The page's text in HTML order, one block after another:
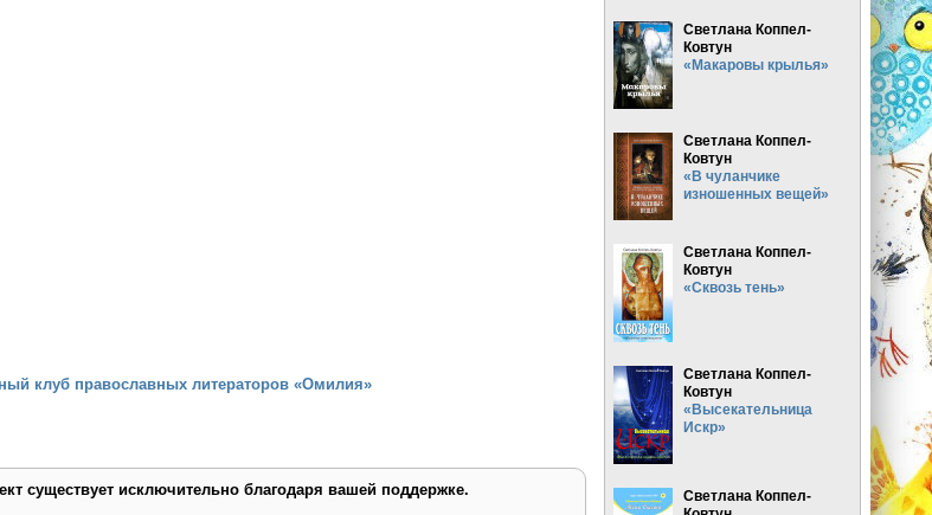
клуб православных литераторов «Омилия»
существует исключительно благодаря вашей поддержке.
Светлана Коппел-
Ковтун
«Макаровы крылья»
Светлана Коппел-
Ковтун
«В чуланчике
изношенных вещей»
Светлана Коппел-
Ковтун
«Сквозь тень»
Светлана Коппел-
Ковтун
«Высекательница
Искр»
Светлана Коппел-